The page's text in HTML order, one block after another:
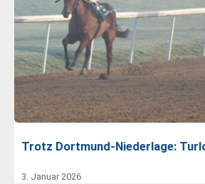
Trotz Dortmund-Niederlage:
3. Januar 2026